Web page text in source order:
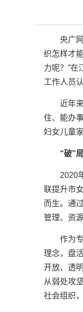
央广
织怎样才
力呢？”在
工作人员
近年
住、能办
妇女儿童
“破”
2020
联提升市
而生。通
管理、资
作为
理念，盘
开放、透
从弱处攻
社会组织